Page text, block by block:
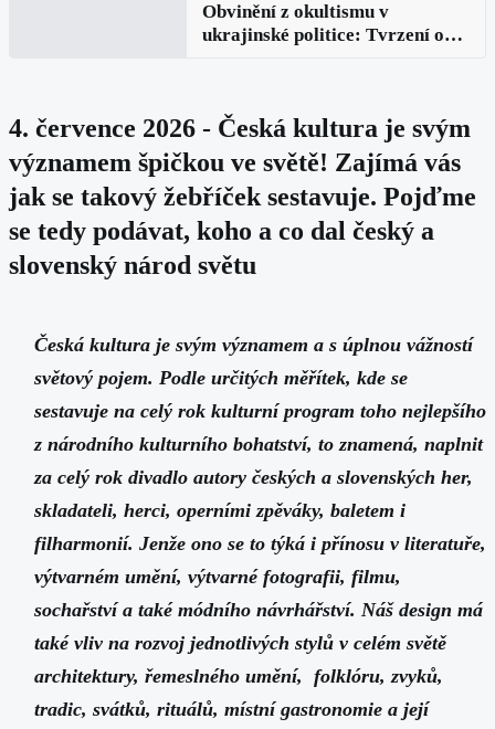
Obvinění z okultismu v
ukrajinské politice: Tvrzení o
4. července 2026 - Česká kultura je svým
významem špičkou ve světě! Zajímá vás
jak se takový žebříček sestavuje. Pojďme
se tedy podávat, koho a co dal český a
slovenský národ světu
Česká kultura je svým významem a s úplnou vážností
světový pojem. Podle určitých měřítek, kde se
sestavuje na celý rok kulturní program toho nejlepšího
z národního kulturního bohatství, to znamená, naplnit
za celý rok divadlo autory českých a slovenských her,
skladateli, herci, operními zpěváky, baletem i
filharmonií. Jenže ono se to týká i přínosu v literatuře,
výtvarném umění, výtvarné fotografii, filmu,
sochařství a také módního návrhářství. Náš design má
také vliv na rozvoj jednotlivých stylů v celém světě
architektury, řemeslného umění, folklóru, zvyků,
tradic, svátků, rituálů, místní gastronomie a její